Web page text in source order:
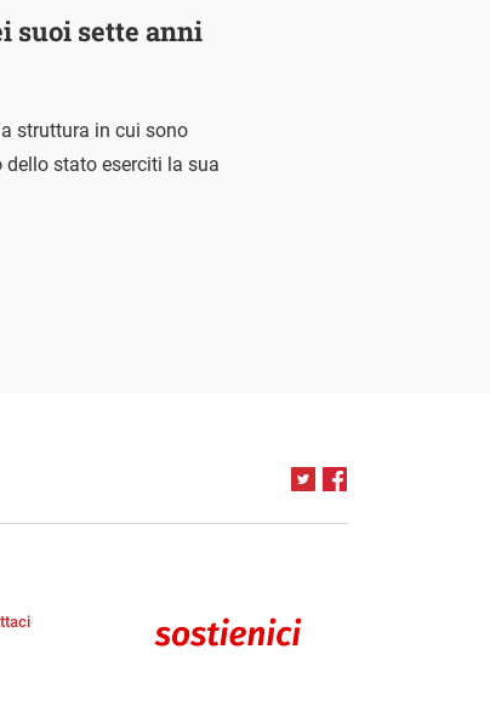
suoi sette anni
struttura in cui sono
stato eserciti la sua